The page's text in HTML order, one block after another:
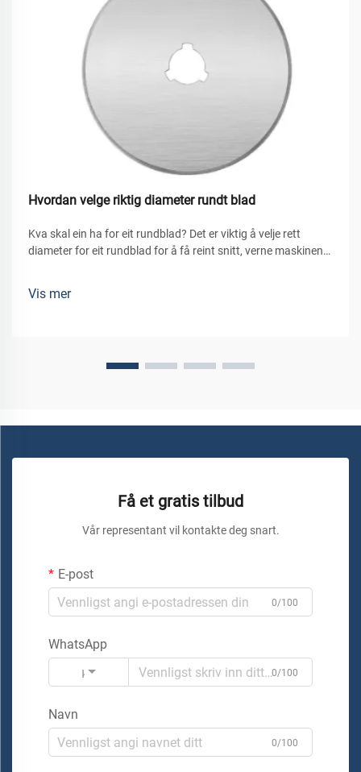
Hvordan velge riktig diameter rundt blad
Kva skal ein ha for eit rundblad? Det er viktig å velje rett
diameter for eit rundblad for å få reint snitt, verne maskinene
Vis mer
Få et gratis tilbud
Vår representant vil kontakte deg snart.
E-post
0/100
WhatsApp
Kode
0/100
Navn
0/100